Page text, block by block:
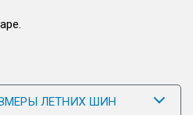
ЛЕТНИХ ШИН